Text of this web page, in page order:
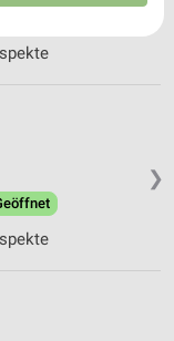
❯